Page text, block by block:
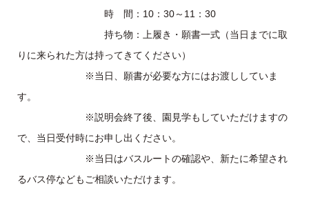
時 間：10：30～11：30
持ち物：上履き・願書一式（当日までに取
りに来られた方は持ってきてください）
※当日、願書が必要な方にはお渡ししていま
す。
※説明会終了後、園見学もしていただけますの
で、当日受付時にお申し出ください。
※当日はバスルートの確認や、新たに希望され
るバス停などもご相談いただけます。